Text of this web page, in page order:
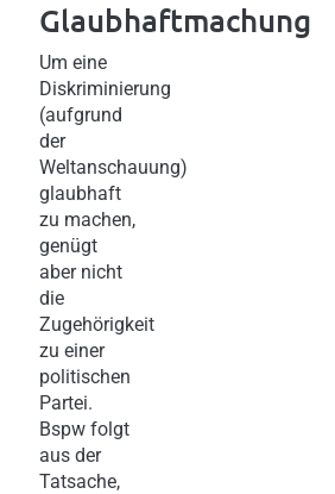
Glaubhaftmachung
Um eine
Diskriminierung
(aufgrund
der
Weltanschauung)
glaubhaft
zu machen,
genügt
aber nicht
die
Zugehörigkeit
zu einer
politischen
Partei.
Bspw folgt
aus der
Tatsache,